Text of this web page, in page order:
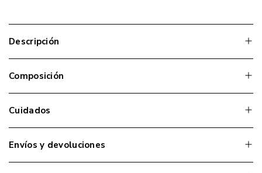
Descripción
Composición
Cuidados
Envíos y devoluciones